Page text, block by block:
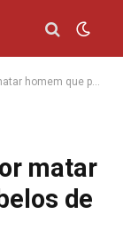
cabelos de sua mãe em festa
matar
de